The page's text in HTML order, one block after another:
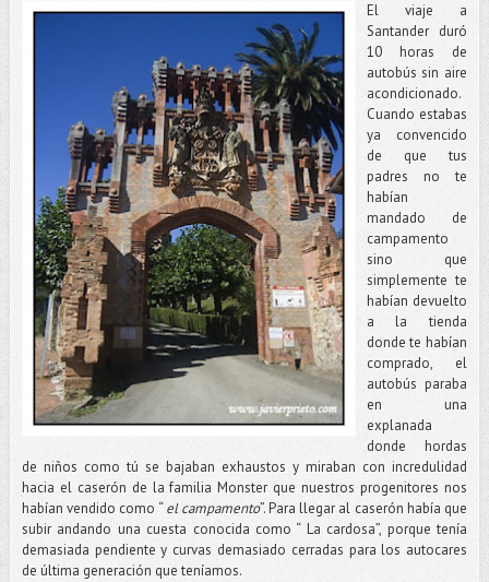
El viaje a
Santander duró
10 horas de
autobús sin aire
acondicionado.
Cuando estabas
ya convencido
de que tus
padres no te
habían
mandado de
campamento
sino que
simplemente te
habían devuelto
a la tienda
donde te habían
comprado, el
autobús paraba
en una
explanada
donde hordas
de niños como tú se bajaban exhaustos y miraban con incredulidad
hacia el caserón de la familia Monster que nuestros progenitores nos
habían vendido como “el campamento”. Para llegar al caserón había que
subir andando una cuesta conocida como “ La cardosa”, porque tenía
demasiada pendiente y curvas demasiado cerradas para los autocares
de última generación que teníamos.